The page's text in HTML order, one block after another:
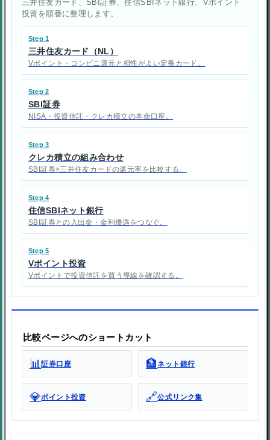
三井住友カード、SBI証券、住信SBIネット銀行、Vポイント
投資を順番に整理します。
Step 1
三井住友カード（NL）
Vポイント・コンビニ還元と相性がよい定番カード。
Step 2
SBI証券
NISA・投資信託・クレカ積立の本命口座。
Step 3
クレカ積立の組み合わせ
SBI証券×三井住友カードの還元率を比較する。
Step 4
住信SBIネット銀行
SBI証券との入出金・金利優遇をつなぐ。
Step 5
Vポイント投資
Vポイントで投資信託を買う導線を確認する。
比較ページへのショートカット
📊証券口座 🏦ネット銀行
💎ポイント投資 🔗公式リンク集